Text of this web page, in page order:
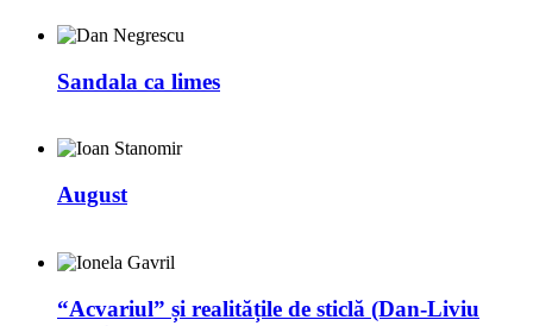
Sandala ca limes
August
“Acvariul” și realitățile de sticlă (Dan-Liviu